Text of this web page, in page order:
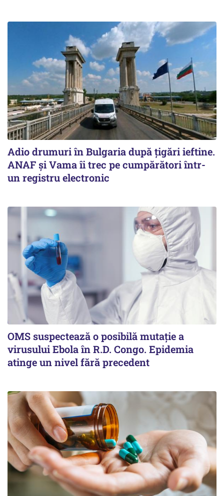
Adio drumuri în Bulgaria după țigări ieftine.
ANAF și Vama îi trec pe cumpărători într-
un registru electronic
OMS suspectează o posibilă mutație a
virusului Ebola în R.D. Congo. Epidemia
atinge un nivel fără precedent